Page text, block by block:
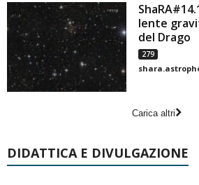
lente
del Drago
279
Carica altri
DIDATTICA E DIVULGAZIONE